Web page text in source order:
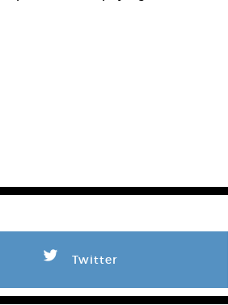
L Twitter